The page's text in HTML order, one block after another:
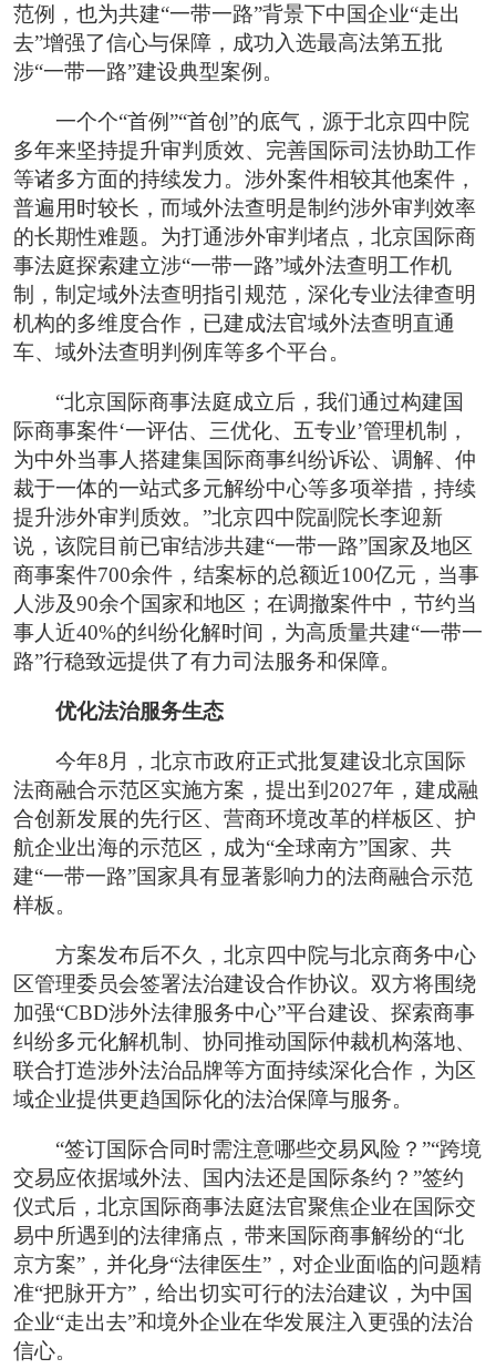
范例，也为共建“一带一路”背景下中国企业“走出
去”增强了信心与保障，成功入选最高法第五批
涉“一带一路”建设典型案例。
一个个“首例”“首创”的底气，源于北京四中院
多年来坚持提升审判质效、完善国际司法协助工作
等诸多方面的持续发力。涉外案件相较其他案件，
普遍用时较长，而域外法查明是制约涉外审判效率
的长期性难题。为打通涉外审判堵点，北京国际商
事法庭探索建立涉“一带一路”域外法查明工作机
制，制定域外法查明指引规范，深化专业法律查明
机构的多维度合作，已建成法官域外法查明直通
车、域外法查明判例库等多个平台。
“北京国际商事法庭成立后，我们通过构建国
际商事案件‘一评估、三优化、五专业’管理机制，
为中外当事人搭建集国际商事纠纷诉讼、调解、仲
裁于一体的一站式多元解纷中心等多项举措，持续
提升涉外审判质效。”北京四中院副院长李迎新
说，该院目前已审结涉共建“一带一路”国家及地区
商事案件700余件，结案标的总额近100亿元，当事
人涉及90余个国家和地区；在调撤案件中，节约当
事人近40%的纠纷化解时间，为高质量共建“一带一
路”行稳致远提供了有力司法服务和保障。
优化法治服务生态
今年8月，北京市政府正式批复建设北京国际
法商融合示范区实施方案，提出到2027年，建成融
合创新发展的先行区、营商环境改革的样板区、护
航企业出海的示范区，成为“全球南方”国家、共
建“一带一路”国家具有显著影响力的法商融合示范
样板。
方案发布后不久，北京四中院与北京商务中心
区管理委员会签署法治建设合作协议。双方将围绕
加强“CBD涉外法律服务中心”平台建设、探索商事
纠纷多元化解机制、协同推动国际仲裁机构落地、
联合打造涉外法治品牌等方面持续深化合作，为区
域企业提供更趋国际化的法治保障与服务。
“签订国际合同时需注意哪些交易风险？”“跨境
交易应依据域外法、国内法还是国际条约？”签约
仪式后，北京国际商事法庭法官聚焦企业在国际交
易中所遇到的法律痛点，带来国际商事解纷的“北
京方案”，并化身“法律医生”，对企业面临的问题精
准“把脉开方”，给出切实可行的法治建议，为中国
企业“走出去”和境外企业在华发展注入更强的法治
信心。